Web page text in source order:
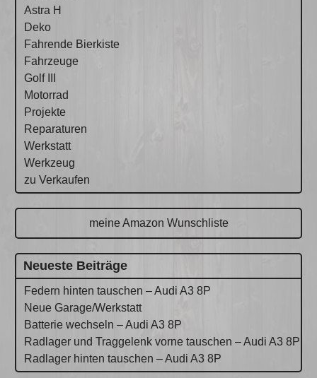
Astra H
Deko
Fahrende Bierkiste
Fahrzeuge
Golf III
Motorrad
Projekte
Reparaturen
Werkstatt
Werkzeug
zu Verkaufen
meine Amazon Wunschliste
Neueste Beiträge
Federn hinten tauschen – Audi A3 8P
Neue Garage/Werkstatt
Batterie wechseln – Audi A3 8P
Radlager und Traggelenk vorne tauschen – Audi A3 8P
Radlager hinten tauschen – Audi A3 8P